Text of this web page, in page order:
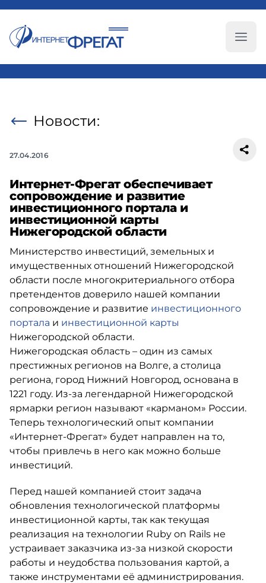
Новости:
27.04.2016
Интернет-Фрегат обеспечивает
сопровождение и развитие
инвестиционного портала и
инвестиционной карты
Нижегородской области
Министерство инвестиций, земельных и
имущественных отношений Нижегородской
области после многокритериального отбора
претендентов доверило нашей компании
сопровождение и развитие инвестиционного
портала и инвестиционной карты
Нижегородской области.
Нижегородская область – один из самых
престижных регионов на Волге, а столица
региона, город Нижний Новгород, основана в
1221 году. Из-за легендарной Нижегородской
ярмарки регион называют «карманом» России.
Теперь технологический опыт компании
«Интернет-Фрегат» будет направлен на то,
чтобы привлечь в него как можно больше
инвестиций.
Перед нашей компанией стоит задача
обновления технологической платформы
инвестиционной карты, так как текущая
реализация на технологии Ruby on Rails не
устраивает заказчика из-за низкой скорости
работы и неудобства пользования картой, а
также инструментами её администрирования.